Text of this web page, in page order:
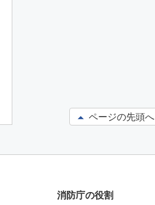
ページの先頭へ
消防庁の役割